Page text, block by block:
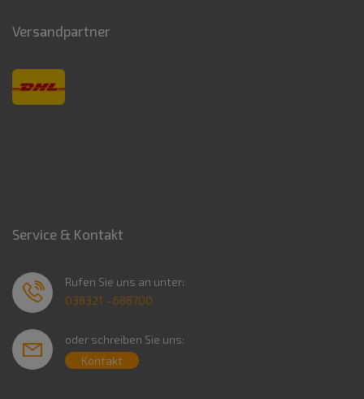
Versandpartner
Service & Kontakt
Rufen Sie uns an unter:
038321 - 688700
oder schreiben Sie uns:
Kontakt